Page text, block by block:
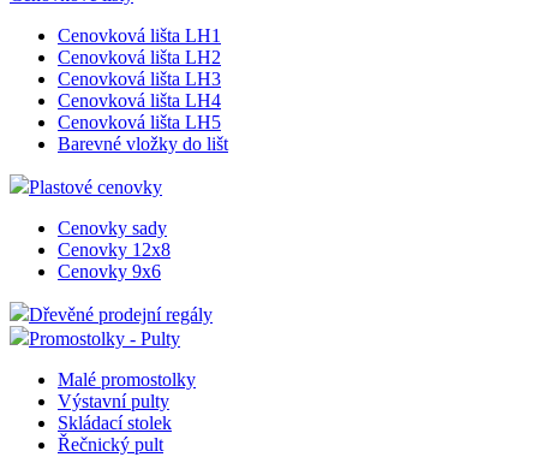
Cenovková lišta LH1
Cenovková lišta LH2
Cenovková lišta LH3
Cenovková lišta LH4
Cenovková lišta LH5
Barevné vložky do lišt
Plastové cenovky
Cenovky sady
Cenovky 12x8
Cenovky 9x6
Dřevěné prodejní regály
Promostolky - Pulty
Malé promostolky
Výstavní pulty
Skládací stolek
Řečnický pult